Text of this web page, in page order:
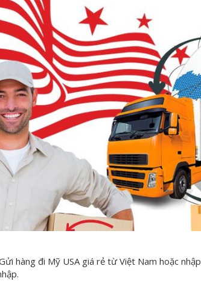
hàng đi Mỹ USA giá rẻ từ Việt Nam hoặc